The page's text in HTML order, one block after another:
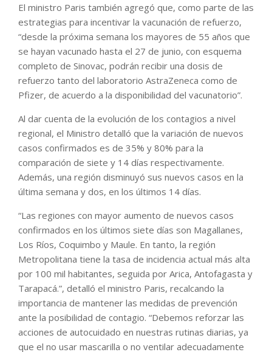
El ministro Paris también agregó que, como parte de las
estrategias para incentivar la vacunación de refuerzo,
“desde la próxima semana los mayores de 55 años que
se hayan vacunado hasta el 27 de junio, con esquema
completo de Sinovac, podrán recibir una dosis de
refuerzo tanto del laboratorio AstraZeneca como de
Pfizer, de acuerdo a la disponibilidad del vacunatorio”.
Al dar cuenta de la evolución de los contagios a nivel
regional, el Ministro detalló que la variación de nuevos
casos confirmados es de 35% y 80% para la
comparación de siete y 14 días respectivamente.
Además, una región disminuyó sus nuevos casos en la
última semana y dos, en los últimos 14 días.
“Las regiones con mayor aumento de nuevos casos
confirmados en los últimos siete días son Magallanes,
Los Ríos, Coquimbo y Maule. En tanto, la región
Metropolitana tiene la tasa de incidencia actual más alta
por 100 mil habitantes, seguida por Arica, Antofagasta y
Tarapacá.”, detalló el ministro Paris, recalcando la
importancia de mantener las medidas de prevención
ante la posibilidad de contagio. “Debemos reforzar las
acciones de autocuidado en nuestras rutinas diarias, ya
que el no usar mascarilla o no ventilar adecuadamente